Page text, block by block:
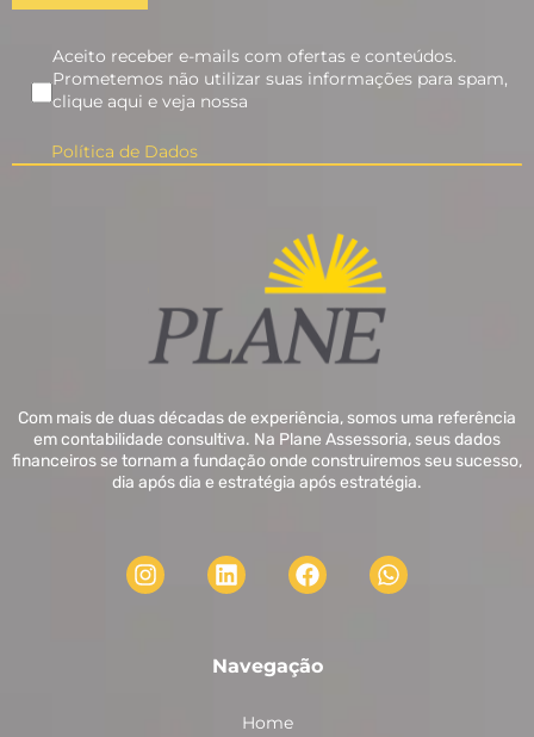
Aceito receber e-mails com ofertas e conteúdos.
Prometemos não utilizar suas informações para spam,
clique aqui e veja nossa
Política de Dados
Com mais de duas décadas de experiência, somos uma referência
em contabilidade consultiva. Na Plane Assessoria, seus dados
financeiros se tornam a fundação onde construiremos seu sucesso,
dia após dia e estratégia após estratégia.
Navegação
Home